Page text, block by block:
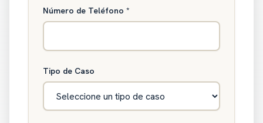
Número de Teléfono *
Tipo de Caso